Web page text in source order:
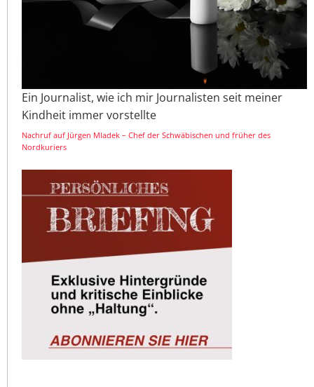
Ein Journalist, wie ich mir Journalisten seit meiner
Kindheit immer vorstellte
Nachruf auf Jürgen Mladek – Chef der Schwäbischen und früher des
Nordkuriers